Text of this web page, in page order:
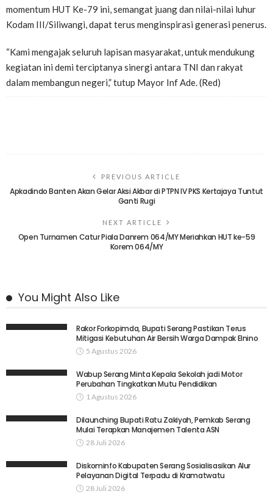
momentum HUT Ke-79 ini, semangat juang dan nilai-nilai luhur
Kodam III/Siliwangi, dapat terus menginspirasi generasi penerus.
“Kami mengajak seluruh lapisan masyarakat, untuk mendukung
kegiatan ini demi terciptanya sinergi antara TNI dan rakyat
dalam membangun negeri,” tutup Mayor Inf Ade. (Red)
PREVIOUS ARTICLE
Apkadindo Banten Akan Gelar Aksi Akbar di PTPN IV PKS Kertajaya Tuntut
Ganti Rugi
NEXT ARTICLE
Open Turnamen Catur Piala Danrem 064/MY Meriahkan HUT ke-59
Korem 064/MY
You Might Also Like
Rakor Forkopimda, Bupati Serang Pastikan Terus
Mitigasi Kebutuhan Air Bersih Warga Dampak Elnino
5 Agustus 2026
Wabup Serang Minta Kepala Sekolah jadi Motor
Perubahan Tingkatkan Mutu Pendidikan
1 Agustus 2026
Dilaunching Bupati Ratu Zakiyah, Pemkab Serang
Mulai Terapkan Manajemen Talenta ASN
28 Juli 2026
Diskominfo Kabupaten Serang Sosialisasikan Alur
Pelayanan Digital Terpadu di Kramatwatu
28 Juli 2026